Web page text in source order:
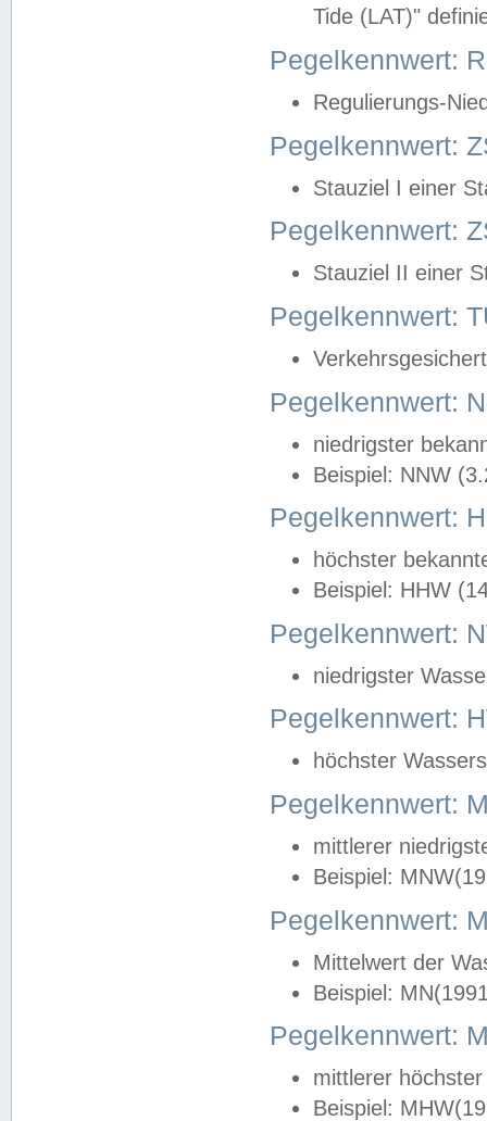
Tide (LAT)"
Pegelkennwert:
Regulierungs-
Pegelkennwert:
Stauziel I einer
Pegelkennwert:
Stauziel II einer
Pegelkennwert:
Pegelkennwert:
niedrigster
Beispiel: NNW
Pegelkennwert:
höchster
Beispiel: HHW
Pegelkennwert:
niedrigster
Pegelkennwert:
höchster
Pegelkennwert:
mittlerer
Beispiel:
Pegelkennwert:
Mittelwert der
Beispiel:
Pegelkennwert:
mittlerer
Beispiel: